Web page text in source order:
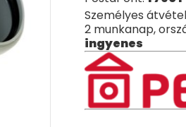
Személyes
2 munkanap,
ingyenes